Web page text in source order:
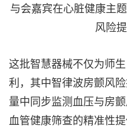
与会嘉宾在心脏健康主
风险
这批智慧器械不仅为师
利，其中智律波房颤风
量中同步监测血压与房
血管健康筛查的精准性